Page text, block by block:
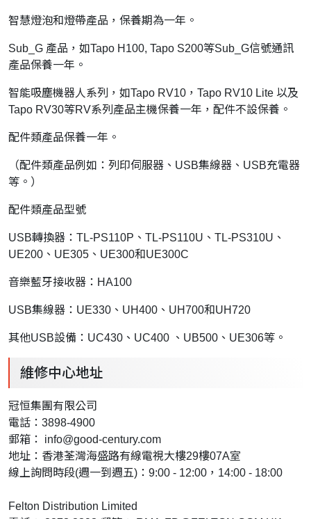
智慧燈泡和燈帶產品，保養期為一年。
Sub_G 產品，如Tapo H100, Tapo S200等Sub_G信號通訊
產品保養一年。
智能吸塵機器人系列，如Tapo RV10，Tapo RV10 Lite 以及
Tapo RV30等RV系列產品主機保養一年，配件不設保養。
配件類產品保養一年。
（配件類產品例如：列印伺服器、USB集線器、USB充電器
等。）
配件類產品型號
USB轉換器：TL-PS110P、TL-PS110U、TL-PS310U、
UE200、UE305、UE300和UE300C
音樂藍牙接收器：HA100
USB集線器：UE330、UH400、UH700和UH720
其他USB設備：UC430、UC400 、UB500、UE306等。
維修中心地址
冠恒集團有限公司
電話：3898-4900
郵箱： info@good-century.com
地址：香港荃灣海盛路有線電視大樓29樓07A室
線上詢問時段(週一到週五)：9:00 - 12:00，14:00 - 18:00
Felton Distribution Limited